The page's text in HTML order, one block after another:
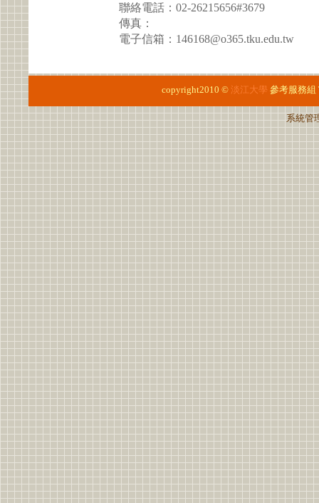
聯絡電話：02-26215656#3679
傳真：
電子信箱：146168@o365.tku.edu.tw
copyright2010 © 淡江大學 參考服務組
系統管